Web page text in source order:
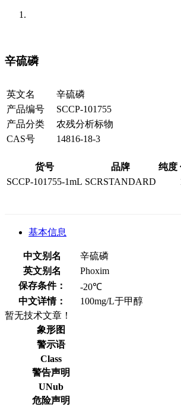
辛硫磷
英文名
辛硫磷
产品编号
SCCP-101755
产品分类
农残分析标物
CAS号
14816-18-3
货号 品牌 纯度
SCCP-101755-1mL SCRSTANDARD
基本信息
中文别名
辛硫磷
英文别名
Phoxim
保存条件：
-20℃
中文详情：
100mg/L于甲醇
暂无技术文章！
象形图
警示语
Class
警告声明
UNub
危险声明